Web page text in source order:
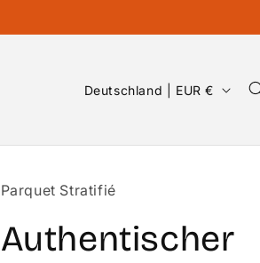
Land/Region Deutschland | EUR €
Parquet Stratifié
Authentischer